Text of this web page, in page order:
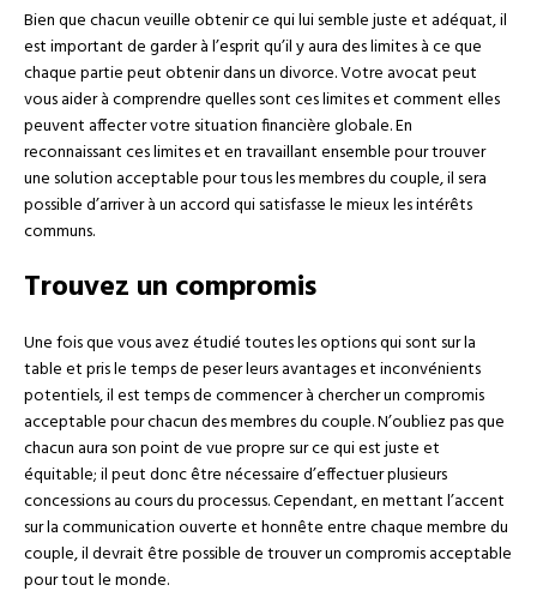
Bien que chacun veuille obtenir ce qui lui semble juste et adéquat, il
est important de garder à l’esprit qu’il y aura des limites à ce que
chaque partie peut obtenir dans un divorce. Votre avocat peut
vous aider à comprendre quelles sont ces limites et comment elles
peuvent affecter votre situation financière globale. En
reconnaissant ces limites et en travaillant ensemble pour trouver
une solution acceptable pour tous les membres du couple, il sera
possible d’arriver à un accord qui satisfasse le mieux les intérêts
communs.
Trouvez un compromis
Une fois que vous avez étudié toutes les options qui sont sur la
table et pris le temps de peser leurs avantages et inconvénients
potentiels, il est temps de commencer à chercher un compromis
acceptable pour chacun des membres du couple. N’oubliez pas que
chacun aura son point de vue propre sur ce qui est juste et
équitable; il peut donc être nécessaire d’effectuer plusieurs
concessions au cours du processus. Cependant, en mettant l’accent
sur la communication ouverte et honnête entre chaque membre du
couple, il devrait être possible de trouver un compromis acceptable
pour tout le monde.